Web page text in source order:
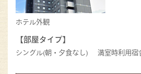
ホテル外観
【部屋タイプ】
シングル(朝・夕食なし) 満室時利用宿